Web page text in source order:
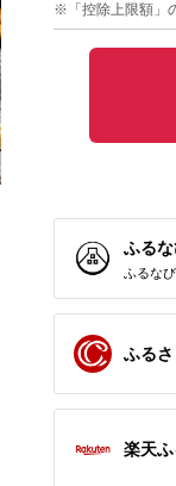
※「控除上限額」
ふる
ふるな
ふる
楽天